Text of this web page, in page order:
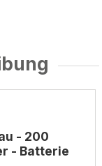
- 200
- Batterie